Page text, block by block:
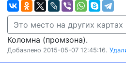
Это место на других картах
Коломна (промзона).
Добавлено 2015-05-07 12:45:16.